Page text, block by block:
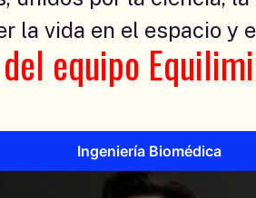
la vida en el espacio y
equipo
Ingeniería Biomédica